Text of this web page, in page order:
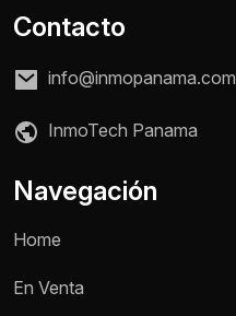
Contacto
info@inmopanama.com
InmoTech Panama
Navegación
Home
En Venta